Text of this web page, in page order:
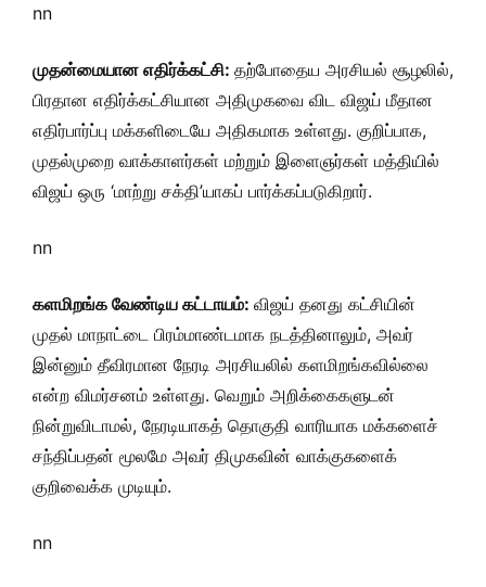
nn
முதன்மையான எதிர்க்கட்சி: தற்போதைய அரசியல் சூழலில்,
பிரதான எதிர்க்கட்சியான அதிமுகவை விட விஜய் மீதான
எதிர்பார்ப்பு மக்களிடையே அதிகமாக உள்ளது. குறிப்பாக,
முதல்முறை வாக்காளர்கள் மற்றும் இளைஞர்கள் மத்தியில்
விஜய் ஒரு ‘மாற்று சக்தி’யாகப் பார்க்கப்படுகிறார்.
nn
களமிறங்க வேண்டிய கட்டாயம்: விஜய் தனது கட்சியின்
முதல் மாநாட்டை பிரம்மாண்டமாக நடத்தினாலும், அவர்
இன்னும் தீவிரமான நேரடி அரசியலில் களமிறங்கவில்லை
என்ற விமர்சனம் உள்ளது. வெறும் அறிக்கைகளுடன்
நின்றுவிடாமல், நேரடியாகத் தொகுதி வாரியாக மக்களைச்
சந்திப்பதன் மூலமே அவர் திமுகவின் வாக்குகளைக்
குறிவைக்க முடியும்.
nn